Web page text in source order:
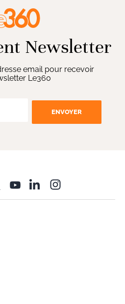
Newsletter
email pour recevoir
Le360
ENVOYER